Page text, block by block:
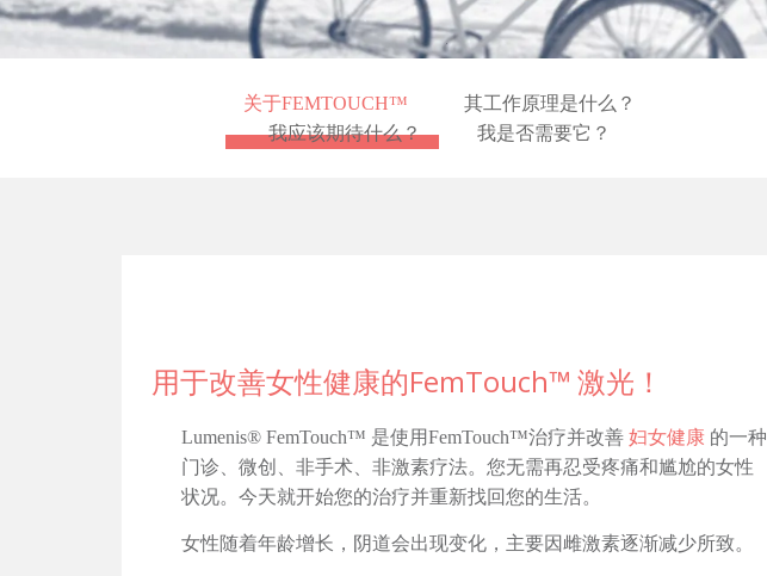
关于FEMTOUCH™
其工作原理是什么？
我应该期待什么？
我是否需要它？
用于改善女性健康的FemTouch™ 激光！
Lumenis® FemTouch™ 是使用FemTouch™治疗并改善 妇女健康的一种
门诊、微创、非手术、非激素疗法。您无需再忍受疼痛和尴尬的女性
状况。今天就开始您的治疗并重新找回您的生活。
女性随着年龄增长，阴道会出现变化，主要因雌激素逐渐减少所致。